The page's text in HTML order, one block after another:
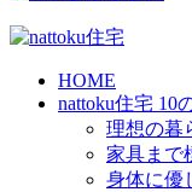
HOME
nattoku住宅 10
理想の暮
家具まで
身体に優